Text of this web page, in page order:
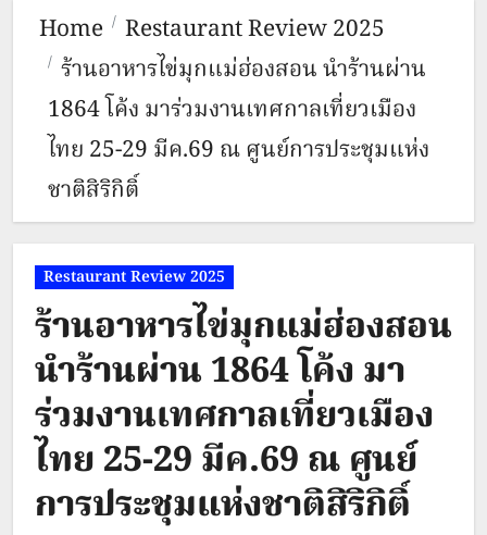
Home
Restaurant Review 2025
ร้านอาหารไข่มุกแม่ฮ่องสอน นำร้านผ่าน
1864 โค้ง มาร่วมงานเทศกาลเที่ยวเมือง
ไทย 25-29 มีค.69 ณ ศูนย์การประชุมแห่ง
ชาติสิริกิติ์
Restaurant Review 2025
ร้านอาหารไข่มุกแม่ฮ่องสอน
นำร้านผ่าน 1864 โค้ง มา
ร่วมงานเทศกาลเที่ยวเมือง
ไทย 25-29 มีค.69 ณ ศูนย์
การประชุมแห่งชาติสิริกิติ์